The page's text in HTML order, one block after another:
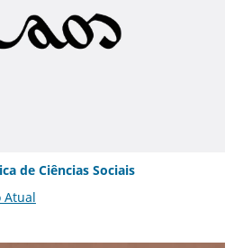
de Ciências Sociais
Atual